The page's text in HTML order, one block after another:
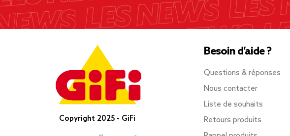
Copyright 2025 - GiFi
Besoin d’aide ?
Questions & réponses
Nous contacter
Liste de souhaits
Retours produits